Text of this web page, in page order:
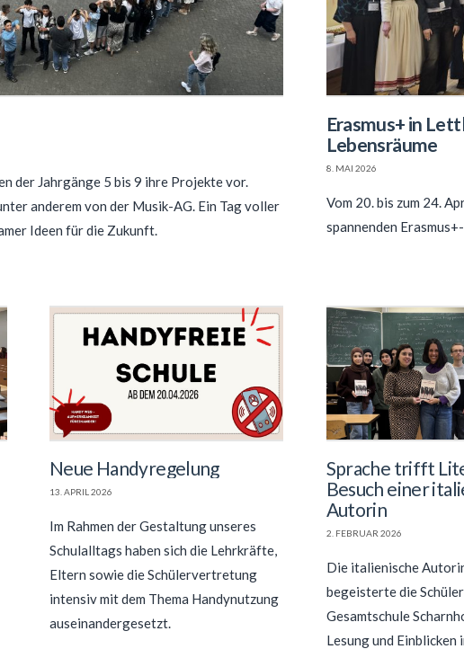
der Jahrgänge 5 bis 9 ihre Projekte vor.
anderem von der Musik-AG. Ein Tag voller
Ideen für die Zukunft.
Erasmus+ in
Lebensräume
8. MAI 2026
Vom 20. bis zum 24.
spannenden
Neue Handyregelung
13. APRIL 2026
Im Rahmen der Gestaltung unseres
Schulalltags haben sich die Lehrkräfte,
Eltern sowie die Schülervertretung
intensiv mit dem Thema Handynutzung
auseinandergesetzt.
Sprache trifft
Besuch einer
Autorin
2. FEBRUAR 2026
Die italienische
begeisterte die
Gesamtschule
Lesung und Einblicken